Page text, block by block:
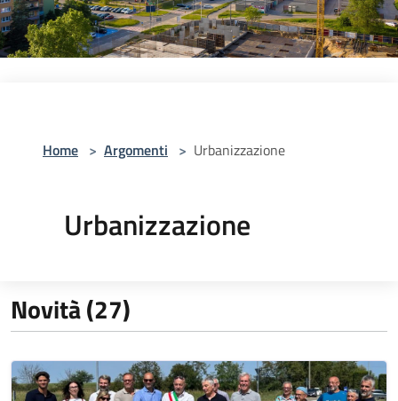
Home > Argomenti > Urbanizzazione
Urbanizzazione
Novità (27)